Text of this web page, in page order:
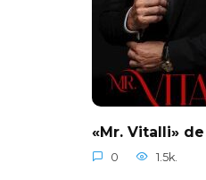
«Mr. Vitalli»
0 1.5k.